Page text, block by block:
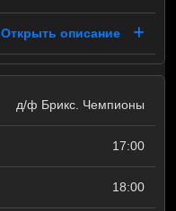
Открыть описание
д/ф Брикс. Чемпионы
17:00
18:00